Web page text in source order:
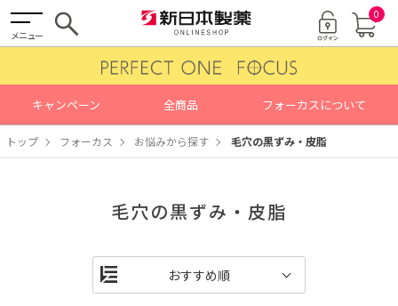
メニュー
0
キャンペーン 全商品 フォーカスについて
トップ フォーカス お悩みから探す 毛穴の黒ずみ・皮脂
毛穴の黒ずみ・皮脂